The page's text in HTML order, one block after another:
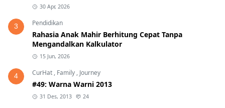
30 Apr, 2026
3 Pendidikan
Rahasia Anak Mahir Berhitung Cepat Tanpa
Mengandalkan Kalkulator
15 Jun, 2026
4 CurHat , Family , Journey
#49: Warna Warni 2013
31 Des, 2013 24